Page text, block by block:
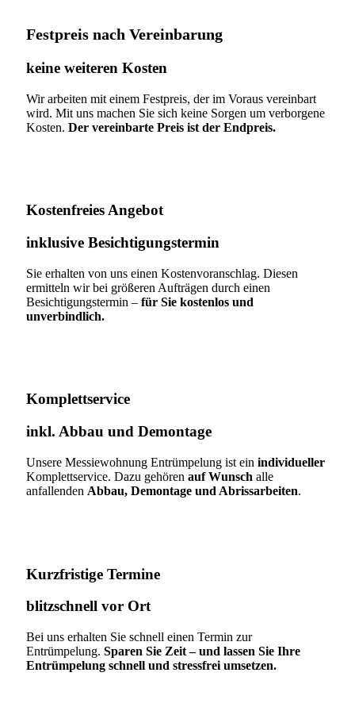
Festpreis nach Vereinbarung
keine weiteren Kosten
Wir arbeiten mit einem Festpreis, der im Voraus vereinbart
wird. Mit uns machen Sie sich keine Sorgen um verborgene
Kosten. Der vereinbarte Preis ist der Endpreis.
Kostenfreies Angebot
inklusive Besichtigungstermin
Sie erhalten von uns einen Kostenvoranschlag. Diesen
ermitteln wir bei größeren Aufträgen durch einen
Besichtigungstermin – für Sie kostenlos und
unverbindlich.
Komplettservice​
inkl. Abbau und Demontage​
Unsere Messiewohnung Entrümpelung ist ein individueller
Komplettservice. Dazu gehören auf Wunsch alle
anfallenden Abbau, Demontage und Abrissarbeiten.
Kurzfristige Termine​
blitzschnell vor Ort
Bei uns erhalten Sie schnell einen Termin zur
Entrümpelung. Sparen Sie Zeit – und lassen Sie Ihre
Entrümpelung schnell und stressfrei umsetzen.